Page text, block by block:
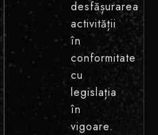
desfășurarea
activității
în
conformitate
cu
legislația
în
vigoare.